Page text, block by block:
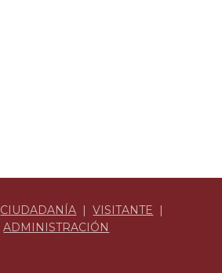
CIUDADANÍA |VISITANTE |
ADMINISTRACIÓN